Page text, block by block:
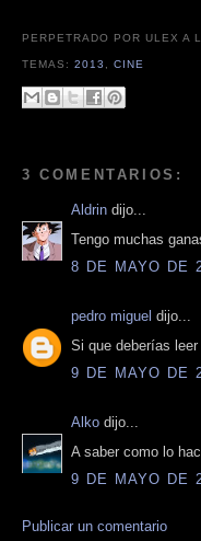
PERPETRADO POR ULEXA
TEMAS:2013 ,CINE
3 COMENTARIOS:
Aldrin dijo...
Tengo muchas
8 DE MAYO DE
pedro miguel dijo...
Si que deberías
9 DE MAYO DE
Alko dijo...
A saber como lo
9 DE MAYO DE
Publicar un comentario